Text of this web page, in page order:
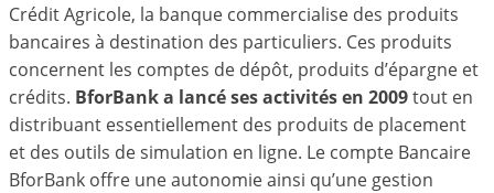
Crédit Agricole, la banque commercialise des produits
bancaires à destination des particuliers. Ces produits
concernent les comptes de dépôt, produits d’épargne et
crédits. BforBank a lancé ses activités en 2009tout en
distribuant essentiellement des produits de placement
et des outils de simulation en ligne. Le compte Bancaire
BforBank offre une autonomie ainsi qu’une gestion